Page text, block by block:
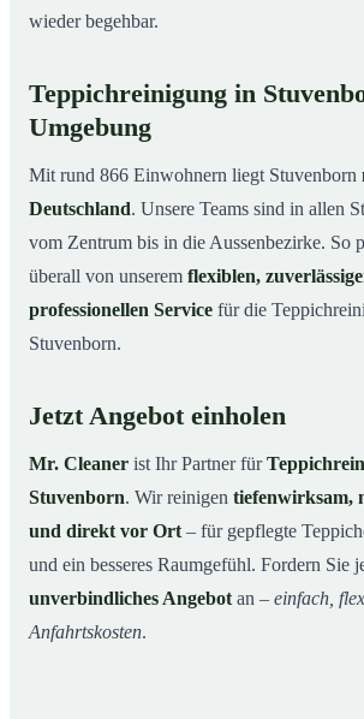
wieder begehbar.
Teppichreinigung in
Umgebung
Mit rund 866 Einwohnern liegt Stuvenborn
Deutschland. Unsere Teams sind in allen
vom Zentrum bis in die Aussenbezirke. So
überall von unserem flexiblen,
professionellen Service für die
Stuvenborn.
Jetzt Angebot einholen
Mr. Cleaner ist Ihr Partner für
Stuvenborn. Wir reinigen tiefenwirksam,
und direkt vor Ort – für gepflegte
und ein besseres Raumgefühl. Fordern Sie
unverbindliches Angebot an – einfach,
Anfahrtskosten.